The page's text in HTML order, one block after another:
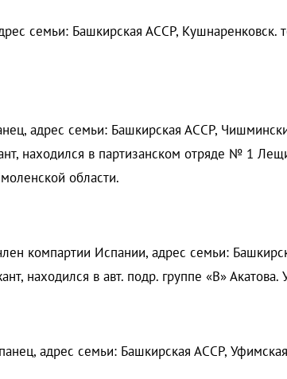
семьи: Башкирская АССР,
адрес семьи: Башкирская АССР,
находился в партизанском отряде № 1
области.
компартии Испании, адрес семьи:
находился в авт. подр. группе «В»
адрес семьи: Башкирская АССР,